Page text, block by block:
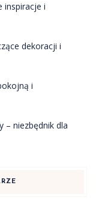
inspiracje i
dekoracji i
i
– niezbędnik dla